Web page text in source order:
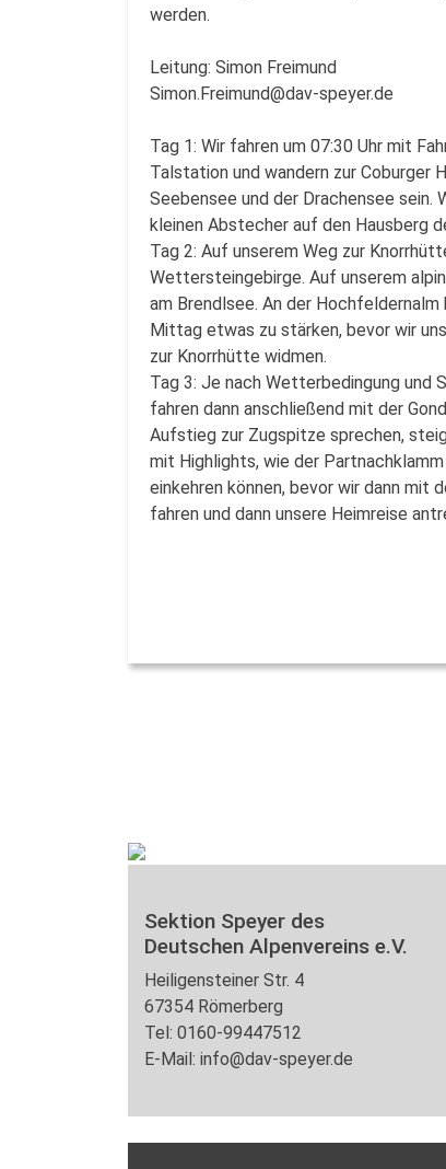
werden.
Leitung: Simon Freimund
Simon.Freimund@dav-speyer.de
Tag 1: Wir fahren um 07:30 Uhr mit
Talstation und wandern zur Coburger
Seebensee und der Drachensee sein.
kleinen Abstecher auf den Hausberg
Tag 2: Auf unserem Weg zur
Wettersteingebirge. Auf unserem
am Brendlsee. An der
Mittag etwas zu stärken, bevor wir
zur Knorrhütte widmen.
Tag 3: Je nach Wetterbedingung und
fahren dann anschließend mit der
Aufstieg zur Zugspitze sprechen,
mit Highlights, wie der
einkehren können, bevor wir dann
fahren und dann unsere Heimreise
Sektion Speyer des
Deutschen Alpenvereins e.V.
Heiligensteiner Str. 4
67354 Römerberg
Tel: 0160-99447512
E-Mail: info@dav-speyer.de